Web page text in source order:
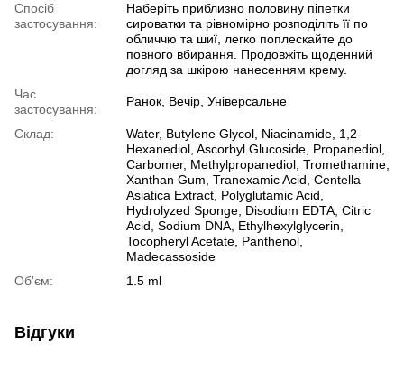
Спосіб
застосування:
Наберіть приблизно половину піпетки
сироватки та рівномірно розподіліть її по
обличчю та шиї, легко поплескайте до
повного вбирання. Продовжіть щоденний
догляд за шкірою нанесенням крему.
Час
застосування:
Ранок, Вечір, Універсальне
Склад:
Water, Butylene Glycol, Niacinamide, 1,2-
Hexanediol, Ascorbyl Glucoside, Propanediol,
Carbomer, Methylpropanediol, Tromethamine,
Xanthan Gum, Tranexamic Acid, Centella
Asiatica Extract, Polyglutamic Acid,
Hydrolyzed Sponge, Disodium EDTA, Citric
Acid, Sodium DNA, Ethylhexylglycerin,
Tocopheryl Acetate, Panthenol,
Madecassoside
Об'єм:
1.5 ml
Відгуки